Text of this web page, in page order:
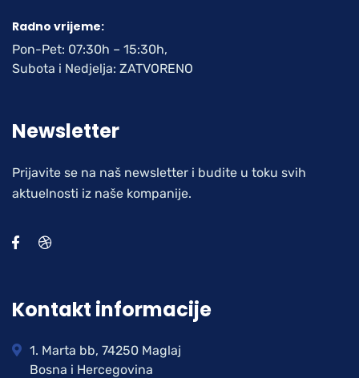
Radno vrijeme:
Pon-Pet: 07:30h – 15:30h,
Subota i Nedjelja: ZATVORENO
Newsletter
Prijavite se na naš newsletter i budite u toku svih
aktuelnosti iz naše kompanije.
Kontakt informacije
1. Marta bb, 74250 Maglaj
Bosna i Hercegovina